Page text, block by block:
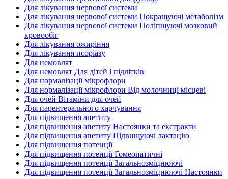
Для лікування нервової системи
Для лікування нервової системи Покращуючі метаболізм
Для лікування нервової системи Поліпшуючі мозковий
кровообіг
Для лікування ожиріння
Для лікування псоріазу
Для немовлят
Для немовлят Для дітей і підлітків
Для нормалізації мікрофлори
Для нормалізації мікрофлори Від молочниці місцеві
Для очей Вітаміни для очей
Для парентерального харчування
Для підвищення апетиту
Для підвищення апетиту Настоянки та екстракти
Для підвищення апетиту Підвищуючі лактацію
Для підвищення потенції
Для підвищення потенції Гомеопатичні
Для підвищення потенції Загальнозміцнюючі
Для підвищення потенції Загальнозміцнюючі Настоянки